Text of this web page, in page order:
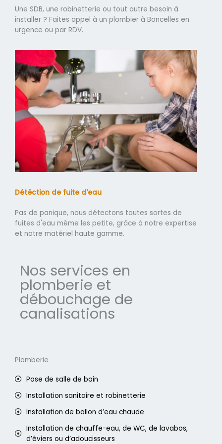
Une SDB, une robinetterie ou tout autre besoin à
installer ? Faites appel à un plombier à Boncelles en
urgence ou par RDV.
Détéction de fuite d'eau
Pas de panique, nous détectons toutes sortes de
fuites d'eau même les petite, grâce à notre expertise
et notre matériel haute gamme.
Nos services en
plomberie et
débouchage de
canalisations
Plomberie
Pose de salle de bain
Installation sanitaire et robinetterie
Installation de ballon d’eau chaude
Installation de chauffe-eau, de WC, de lavabos,
d’éviers ou d’adoucisseurs